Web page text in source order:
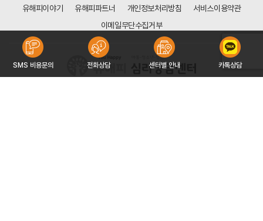
유해피이야기 유해피파트너 개인정보처리방침
서비스이용약관
이메일무단수집거부
SMS 비용문의 전화상담 센터별 안내 카톡상담